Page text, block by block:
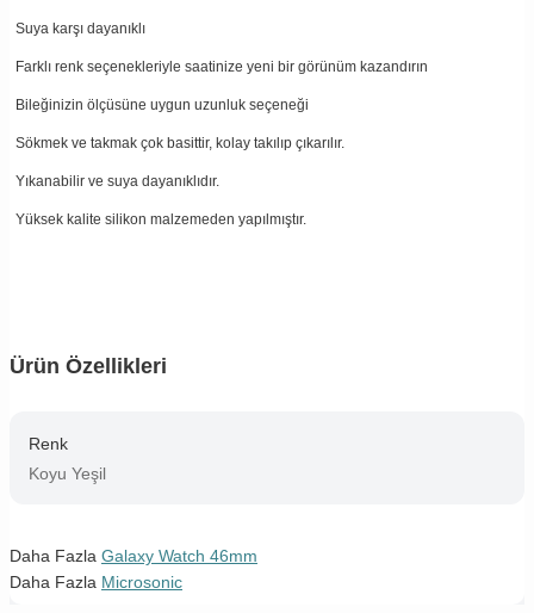
Suya karşı dayanıklı
Farklı renk seçenekleriyle saatinize yeni bir görünüm kazandırın
Bileğinizin ölçüsüne uygun uzunluk seçeneği
Sökmek ve takmak çok basittir, kolay takılıp çıkarılır.
Yıkanabilir ve suya dayanıklıdır.
Yüksek kalite silikon malzemeden yapılmıştır.
Ürün Özellikleri
Renk
Koyu Yeşil
Daha Fazla Galaxy Watch 46mm
Daha Fazla Microsonic